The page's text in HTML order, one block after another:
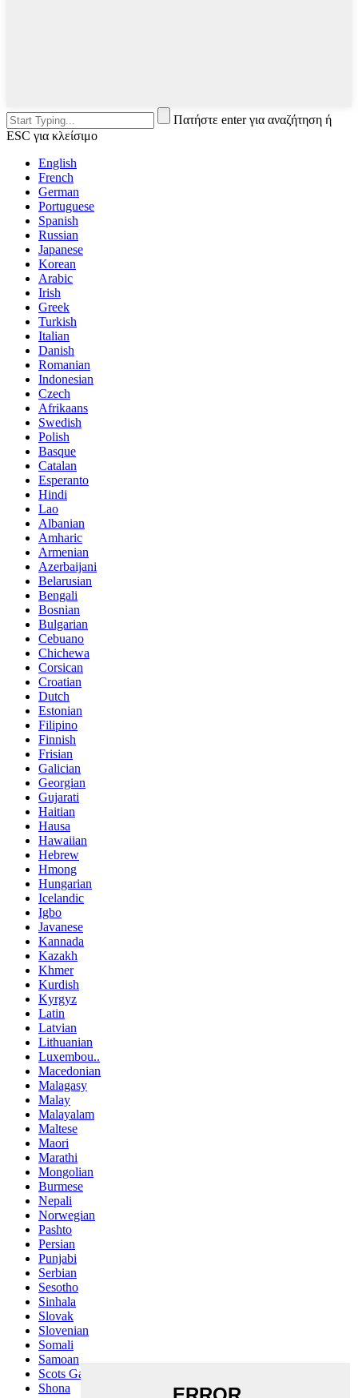
Πατήστε enter για αναζήτηση ή
ESC για κλείσιμο
English
French
German
Portuguese
Spanish
Russian
Japanese
Korean
Arabic
Irish
Greek
Turkish
Italian
Danish
Romanian
Indonesian
Czech
Afrikaans
Swedish
Polish
Basque
Catalan
Esperanto
Hindi
Lao
Albanian
Amharic
Armenian
Azerbaijani
Belarusian
Bengali
Bosnian
Bulgarian
Cebuano
Chichewa
Corsican
Croatian
Dutch
Estonian
Filipino
Finnish
Frisian
Galician
Georgian
Gujarati
Haitian
Hausa
Hawaiian
Hebrew
Hmong
Hungarian
Icelandic
Igbo
Javanese
Kannada
Kazakh
Khmer
Kurdish
Kyrgyz
Latin
Latvian
Lithuanian
Luxembou..
Macedonian
Malagasy
Malay
Malayalam
Maltese
Maori
Marathi
Mongolian
Burmese
Nepali
Norwegian
Pashto
Persian
Punjabi
Serbian
Sesotho
Sinhala
Slovak
Slovenian
Somali
Samoan
Scots Gaelic
Shona